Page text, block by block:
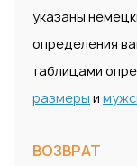
указаны
определения
таблицами
размеры и
ВОЗВРАТ